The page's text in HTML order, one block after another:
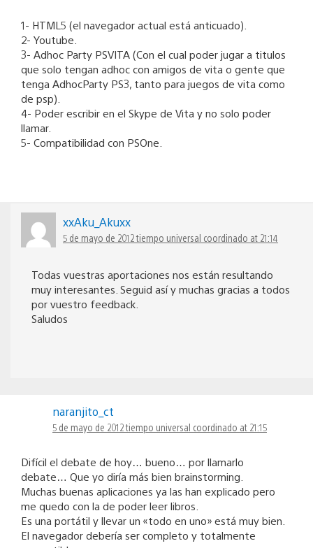
1- HTML5 (el navegador actual está anticuado).
2- Youtube.
3- Adhoc Party PSVITA (Con el cual poder jugar a titulos
que solo tengan adhoc con amigos de vita o gente que
tenga AdhocParty PS3, tanto para juegos de vita como
de psp).
4- Poder escribir en el Skype de Vita y no solo poder
llamar.
5- Compatibilidad con PSOne.
xxAku_Akuxx
5 de mayo de 2012 tiempo universal coordinado at 21:14
Todas vuestras aportaciones nos están resultando
muy interesantes. Seguid así y muchas gracias a todos
por vuestro feedback.
Saludos
naranjito_ct
5 de mayo de 2012 tiempo universal coordinado at 21:15
Difícil el debate de hoy… bueno… por llamarlo
debate… Que yo diría más bien brainstorming.
Muchas buenas aplicaciones ya las han explicado pero
me quedo con la de poder leer libros.
Es una portátil y llevar un «todo en uno» está muy bien.
El navegador debería ser completo y totalmente